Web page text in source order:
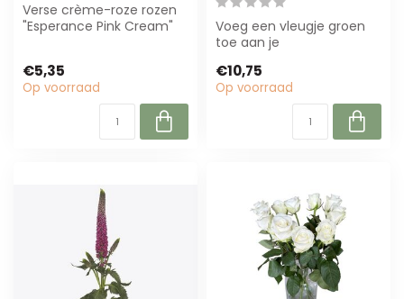
Verse crème-roze rozen
"Esperance Pink Cream"
€5,35
Op voorraad
Voeg een vleugje groen
toe aan je
Pistacia Mastiekboom
Sele...
€10,75
Op voorraad